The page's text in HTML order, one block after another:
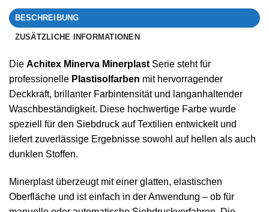
BESCHREIBUNG
ZUSÄTZLICHE INFORMATIONEN
Die Achitex Minerva MinerplastSerie steht für
professionelle Plastisolfarben mit hervorragender
Deckkraft, brillanter Farbintensität und langanhaltender
Waschbeständigkeit. Diese hochwertige Farbe wurde
speziell für den Siebdruck auf Textilien entwickelt und
liefert zuverlässige Ergebnisse sowohl auf hellen als auch
dunklen Stoffen.
Minerplast überzeugt mit einer glatten, elastischen
Oberfläche und ist einfach in der Anwendung – ob für